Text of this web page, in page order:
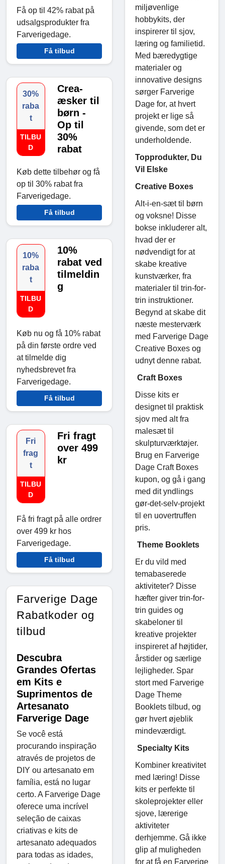
Få op til 42% rabat på
udsalgsprodukter fra
Farverigedage.
Få tilbud
30%
raba
t
TILBU
D
Crea-
æsker til
børn -
Op til
30%
rabat
Køb dette tilbehør og få
op til 30% rabat fra
Farverigedage.
Få tilbud
10%
raba
t
TILBU
D
10%
rabat ved
tilmeldin
g
Køb nu og få 10% rabat
på din første ordre ved
at tilmelde dig
nyhedsbrevet fra
Farverigedage.
Få tilbud
Fri
frag
t
TILBU
D
Fri fragt
over 499
kr
Få fri fragt på alle ordrer
over 499 kr hos
Farverigedage.
Få tilbud
Farverige Dage
Rabatkoder og
tilbud
Descubra
Grandes Ofertas
em Kits e
Suprimentos de
Artesanato
Farverige Dage
Se você está
procurando inspiração
através de projetos de
DIY ou artesanato em
família, está no lugar
certo. A Farverige Dage
oferece uma incrível
seleção de caixas
criativas e kits de
artesanato adequados
para todas as idades,
miljøvenlige
hobbykits, der
inspirerer til sjov,
læring og familietid.
Med bæredygtige
materialer og
innovative designs
sørger Farverige
Dage for, at hvert
projekt er lige så
givende, som det er
underholdende.
Topprodukter, Du
Vil Elske
Creative Boxes
Alt-i-en-sæt til børn
og voksne! Disse
bokse inkluderer alt,
hvad der er
nødvendigt for at
skabe kreative
kunstværker, fra
materialer til trin-for-
trin instruktioner.
Begynd at skabe dit
næste mesterværk
med Farverige Dage
Creative Boxes og
udnyt denne rabat.
Craft Boxes
Disse kits er
designet til praktisk
sjov med alt fra
malesæt til
skulpturværktøjer.
Brug en Farverige
Dage Craft Boxes
kupon, og gå i gang
med dit yndlings
gør-det-selv-projekt
til en uovertruffen
pris.
Theme Booklets
Er du vild med
temabaserede
aktiviteter? Disse
hæfter giver trin-for-
trin guides og
skabeloner til
kreative projekter
inspireret af højtider,
årstider og særlige
lejligheder. Spar
stort med Farverige
Dage Theme
Booklets tilbud, og
gør hvert øjeblik
mindeværdigt.
Specialty Kits
Kombiner kreativitet
med læring! Disse
kits er perfekte til
skoleprojekter eller
sjove, lærerige
aktiviteter
derhjemme. Gå ikke
glip af muligheden
for at få en Farverige